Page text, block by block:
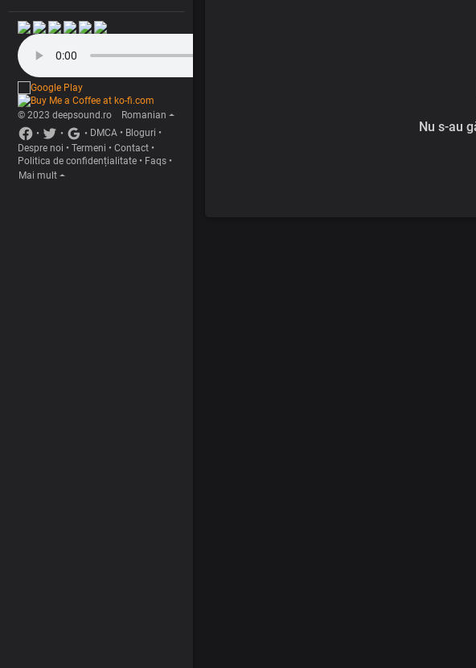
© 2023 deepsound.ro
Romanian
•
• • DMCA • Bloguri •
Despre noi • Termeni • Contact •
Politica de confidențialitate • Faqs •
Mai mult
Nu s-au